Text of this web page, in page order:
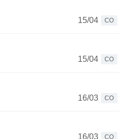
15/04
CO
15/04
CO
16/03
CO
16/03
CO